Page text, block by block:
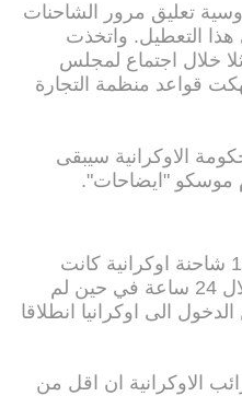
تعليق مرور الشاحنات
هذا التعطيل. واتخذت
خلال اجتماع لمجلس
قواعد منظمة التجارة
الاوكرانية سيبقى
موسكو "ايضاحات".
والاثنين اعلنت موسكو ان 161 شاحنة اوكرانية كانت
عالقة عند الحدود الروسية خلال 24 ساعة في حين لم
الى اوكرانيا انطلاقا
الاوكرانية ان اقل من